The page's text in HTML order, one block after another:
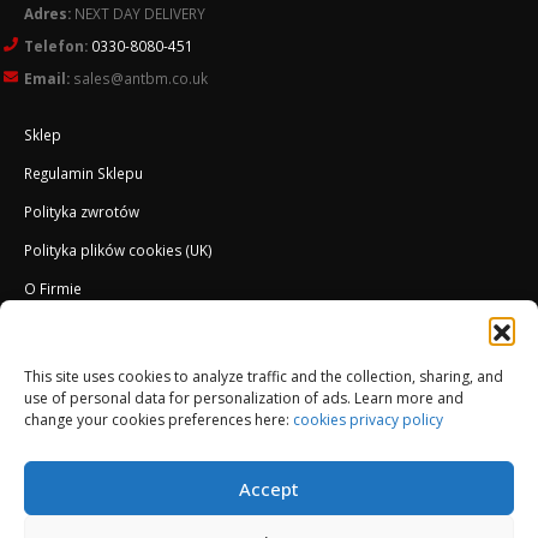
This site uses cookies to analyze traffic and the collection, sharing, and
use of personal data for personalization of ads. Learn more and
change your cookies preferences here: cookies privacy policy
Accept
Adres: NEXT DAY DELIVERY
Telefon: 0330-8080-451
Email: sales@antbm.co.uk
Sklep
Regulamin Sklepu
Polityka zwrotów
Polityka plików cookies (UK)
O Firmie